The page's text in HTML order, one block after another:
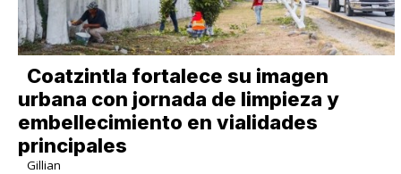
Coatzintla fortalece su imagen
urbana con jornada de limpieza y
embellecimiento en vialidades
principales
Gillian